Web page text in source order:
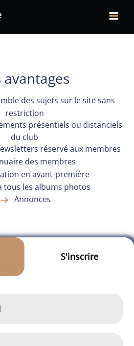
avantages
des sujets sur le site sans
restriction
présentiels ou distanciels
du club
réservé aux membres
des membres
en avant-première
tous les albums photos
arrow_right_alt Annonces
S'inscrire